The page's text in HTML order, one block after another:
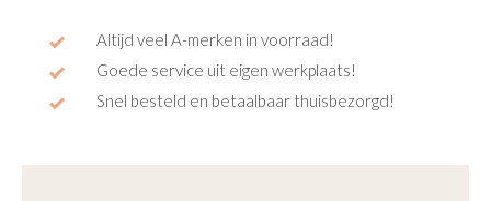
Altijd veel A-merken in voorraad!
Goede service uit eigen werkplaats!
Snel besteld en betaalbaar thuisbezorgd!